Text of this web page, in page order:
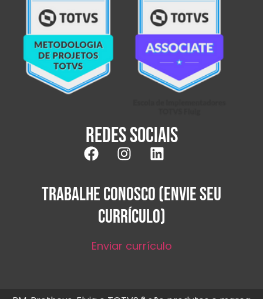
Redes sociais
TRABALHE CONOSCO (ENVIE SEU
CURRÍCULO)
Enviar currículo